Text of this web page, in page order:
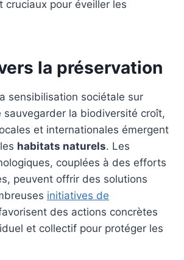
cruciaux pour éveiller les
la préservation
sensibilisation sociétale sur
sauvegarder la biodiversité croît,
et internationales émergent
habitats naturels. Les
couplées à des efforts
peuvent offrir des solutions
initiatives de
des actions concrètes
et collectif pour protéger les